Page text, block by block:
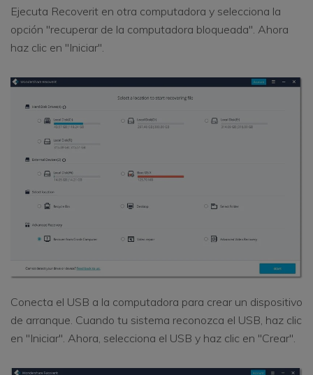
Ejecuta Recoverit en otra computadora y selecciona la
opción "recuperar de la computadora bloqueada". Ahora
haz clic en "Iniciar".
Conecta el USB a la computadora para crear un dispositivo
de arranque. Cuando tu sistema reconozca el USB, haz clic
en "Iniciar". Ahora, selecciona el USB y haz clic en "Crear".